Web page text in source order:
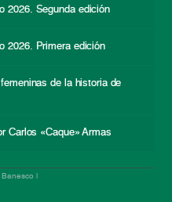
2026. Segunda edición
2026. Primera edición
de la historia de
Carlos «Caque» Armas
|